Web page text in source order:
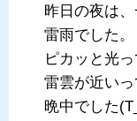
昨日の夜は
雷雨でした。
ピカッと光
雷雲が近い
晩中でした